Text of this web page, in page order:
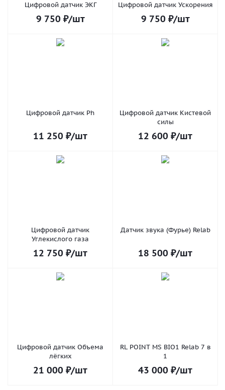
Цифровой датчик ЭКГ
9 750 ₽/шт
Цифровой датчик Ускорения
9 750 ₽/шт
Цифровой датчик Ph
11 250 ₽/шт
Цифровой датчик Кистевой
силы
12 600 ₽/шт
Цифровой датчик
Углекислого газа
12 750 ₽/шт
Датчик звука (Фурье) Relab
18 500 ₽/шт
Цифровой датчик Объема
лёгких
21 000 ₽/шт
RL POINT MS BIO1 Relab 7 в
1
43 000 ₽/шт